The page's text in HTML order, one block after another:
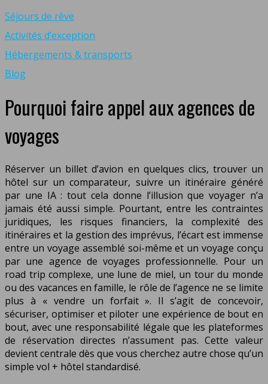
Séjours de rêve
Activités d’exception
Hébergements & transports
Blog
Pourquoi faire appel aux agences de
voyages
Réserver un billet d’avion en quelques clics, trouver un
hôtel sur un comparateur, suivre un itinéraire généré
par une IA : tout cela donne l’illusion que voyager n’a
jamais été aussi simple. Pourtant, entre les contraintes
juridiques, les risques financiers, la complexité des
itinéraires et la gestion des imprévus, l’écart est immense
entre un voyage assemblé soi-même et un voyage conçu
par une agence de voyages professionnelle. Pour un
road trip complexe, une lune de miel, un tour du monde
ou des vacances en famille, le rôle de l’agence ne se limite
plus à « vendre un forfait ». Il s’agit de concevoir,
sécuriser, optimiser et piloter une expérience de bout en
bout, avec une responsabilité légale que les plateformes
de réservation directes n’assument pas. Cette valeur
devient centrale dès que vous cherchez autre chose qu’un
simple vol + hôtel standardisé.